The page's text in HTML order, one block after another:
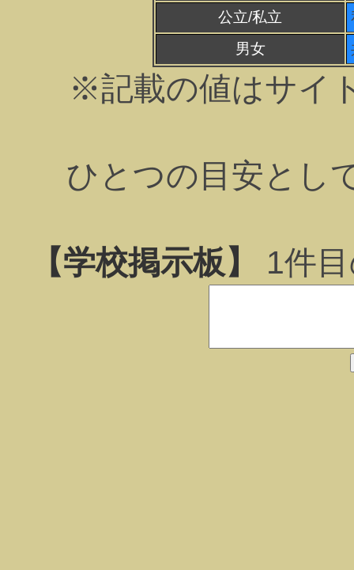
公立/私立
男女
※記載の値はサイ
ひとつの目安とし
【学校掲示板】 1件